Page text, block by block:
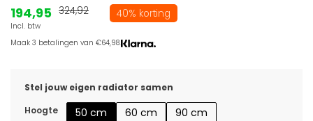
194,95
Incl. btw
324,92 40% korting
Maak 3 betalingen van €64,98.
Stel jouw eigen radiator samen
Hoogte
50 cm 60 cm 90 cm